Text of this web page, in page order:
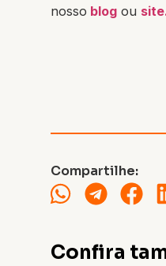
nosso blog ou
Compartilhe:
Confira